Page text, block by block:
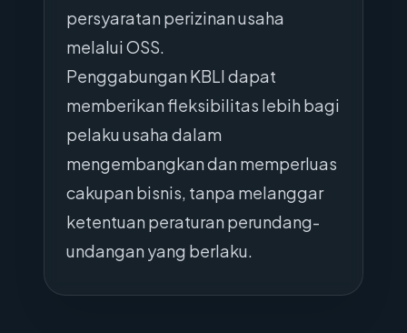
persyaratan perizinan usaha
melalui OSS.
Penggabungan KBLI dapat
memberikan fleksibilitas lebih bagi
pelaku usaha dalam
mengembangkan dan memperluas
cakupan bisnis, tanpa melanggar
ketentuan peraturan perundang-
undangan yang berlaku.